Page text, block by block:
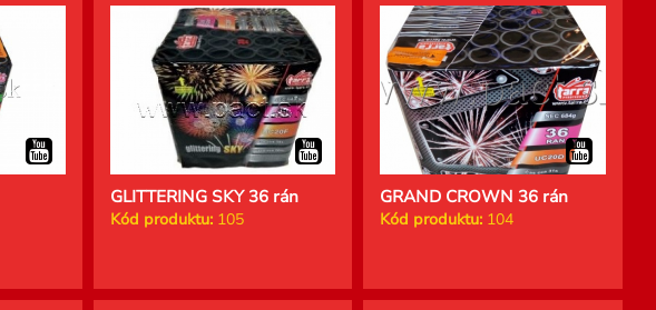
GLITTERING SKY 36 rán
Kód produktu:105
GRAND CROWN 36 rán
Kód produktu: 104